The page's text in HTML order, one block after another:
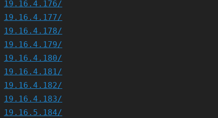
19.16.4.176/
19.16.4.177/
19.16.4.178/
19.16.4.179/
19.16.4.180/
19.16.4.181/
19.16.4.182/
19.16.4.183/
19.16.5.184/